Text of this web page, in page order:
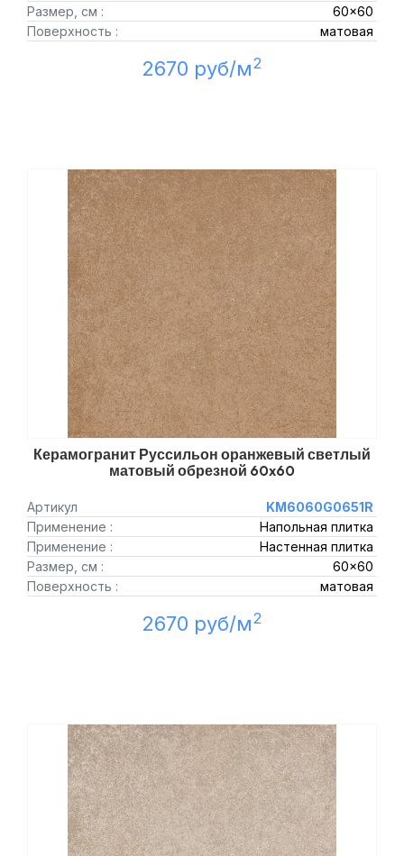
Размер, см :
60x60
Поверхность :
матовая
2670 руб/м2
Керамогранит Руссильон оранжевый светлый
матовый обрезной 60x60
Артикул
KM6060G0651R
Применение :
Напольная плитка
Применение :
Настенная плитка
Размер, см :
60x60
Поверхность :
матовая
2670 руб/м2